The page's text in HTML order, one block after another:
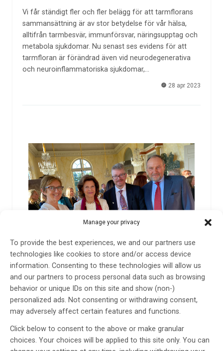
Manage your privacy
To provide the best experiences, we and our partners use
technologies like cookies to store and/or access device
information. Consenting to these technologies will allow us
and our partners to process personal data such as browsing
behavior or unique IDs on this site and show (non-)
personalized ads. Not consenting or withdrawing consent,
may adversely affect certain features and functions.
Click below to consent to the above or make granular
choices. Your choices will be applied to this site only. You can
Vi får ständigt fler och fler belägg för att tarmflorans
sammansättning är av stor betydelse för vår hälsa,
alltifrån tarmbesvär, immunförsvar, näringsupptag och
metabola sjukdomar. Nu senast ses evidens för att
tarmfloran är förändrad även vid neurodegenerativa
och neuroinflammatoriska sjukdomar,…
28 apr 2023
Drottning Silvia delar ut Alzheimer Life-stipendiet
– Stödmodell för hur man tar hand om patienter
med Alzheimer direkt efter diagnos
Alzheimer Life-stipendiet delades idag ut för andra
gången. Det gick i år till Pär Hägglund för hans
evidensbaserade stödmodell för att se hela människan
och inte bara en sjuk patient med Alzheimer, den sk